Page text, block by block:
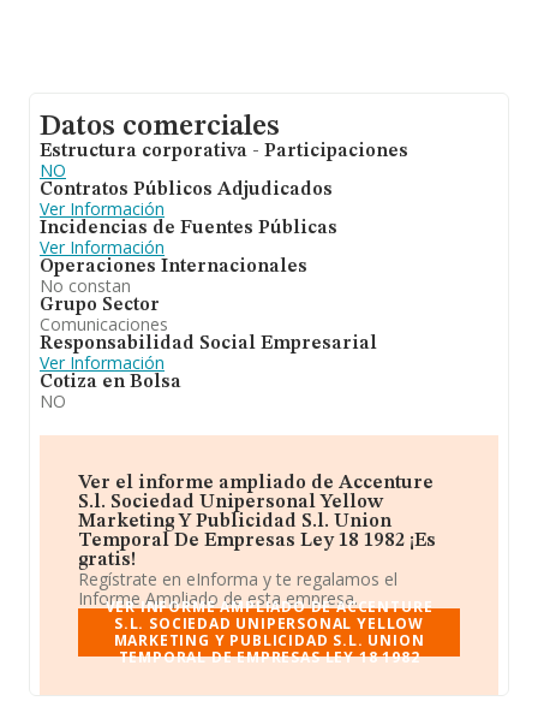
Datos comerciales
Estructura corporativa - Participaciones
NO
Contratos Públicos Adjudicados
Ver Información
Incidencias de Fuentes Públicas
Ver Información
Operaciones Internacionales
No constan
Grupo Sector
Comunicaciones
Responsabilidad Social Empresarial
Ver Información
Cotiza en Bolsa
NO
Ver el informe ampliado de Accenture
S.l. Sociedad Unipersonal Yellow
Marketing Y Publicidad S.l. Union
Temporal De Empresas Ley 18 1982 ¡Es
gratis!
Regístrate en eInforma y te regalamos el
Informe Ampliado de esta empresa.
VER INFORME AMPLIADO DE ACCENTURE
S.L. SOCIEDAD UNIPERSONAL YELLOW
MARKETING Y PUBLICIDAD S.L. UNION
TEMPORAL DE EMPRESAS LEY 18 1982